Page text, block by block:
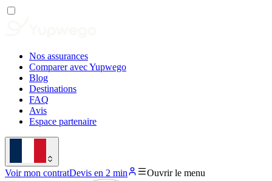
Nos assurances
Comparer avec Yupwego
Blog
Destinations
FAQ
Avis
Espace partenaire
Voir mon contratDevis en 2 min Ouvrir le menu